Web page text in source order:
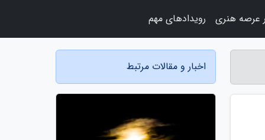
اخبار و مقالات مرتبط
عرصه هنری رویدادهای مهم